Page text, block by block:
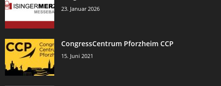
23. Januar 2026
CongressCentrum Pforzheim CCP
15. Juni 2021